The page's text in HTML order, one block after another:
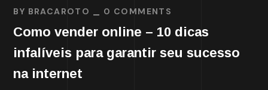
BY BRACAROTO 0 COMMENTS
Como vender online – 10 dicas
infalíveis para garantir seu sucesso
na internet